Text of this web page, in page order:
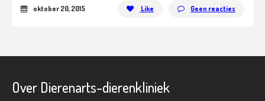
oktober 20, 2015 Like Geen reacties
Over Dierenarts-dierenkliniek